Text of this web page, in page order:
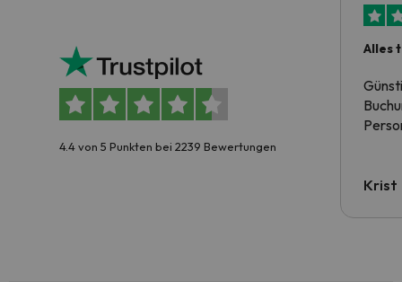
4.4 von 5 Punkten bei 2239 Bewertungen
Alles
Krist